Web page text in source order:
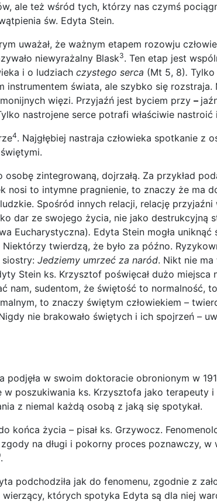
ale też wśród tych, którzy nas czymś
św. Edyta Stein.
uważał, że ważnym etapem rozowju
niewyrażalny Blask3. Ten etap jest
i o ludziach czystego serca (Mt 5, 8).
instrumentem świata, ale szybko się
więzi. Przyjaźń jest byciem przy –
nastrojene serce potrafi właściwie nastroić
4. Najgłębiej nastraja człowieka spotkanie z
zintegrowaną, dojrzałą. Za przykład
nosi to intymne pragnienie, to znaczy że ma
Spośród innych relacji, relację
dar ze swojego życia, nie jako destrukcyjną
Eucharystyczna). Edyta Stein mogła
twierdzą, że było za późno.
siostry: Jedziemy umrzeć za naród. Nikt nie ma
Stein ks. Krzysztof poświęcał dużo
nam, sudentom, że świętość to normalność,
to znaczy świętym człowiekiem –
nie brakowało świętych i ich spojrzeń –
w swoim doktoracie obronionym w
w poszukiwania ks. Krzysztofa jako terapeuty
z niemal każdą osobą z jaką się spotykał.
końca życia – pisał ks. Grzywocz.
na długi i pokorny proces poznawczy,
.
podchodziła jak do fenomenu, zgodnie z
których spotyka Edyta są dla niej